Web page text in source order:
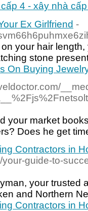
4 - xây nhà
Ex Girlfriend -
your hair
stone
On Buying
your market
Does he get
Contractors in
guide-to-
your trusted
and Northern
Contractors in